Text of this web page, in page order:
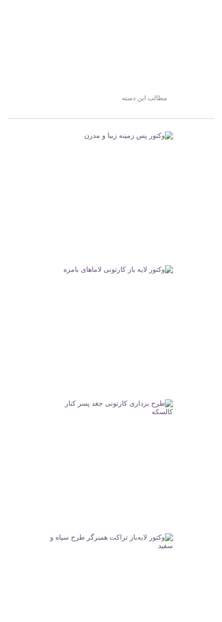
مطالب این دسته